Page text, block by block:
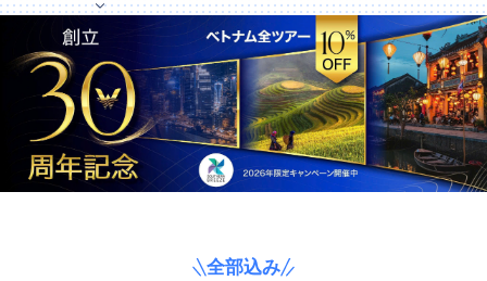
全部込み